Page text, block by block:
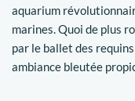
aquarium
marines. Quoi de plus
par le ballet des
ambiance bleutée